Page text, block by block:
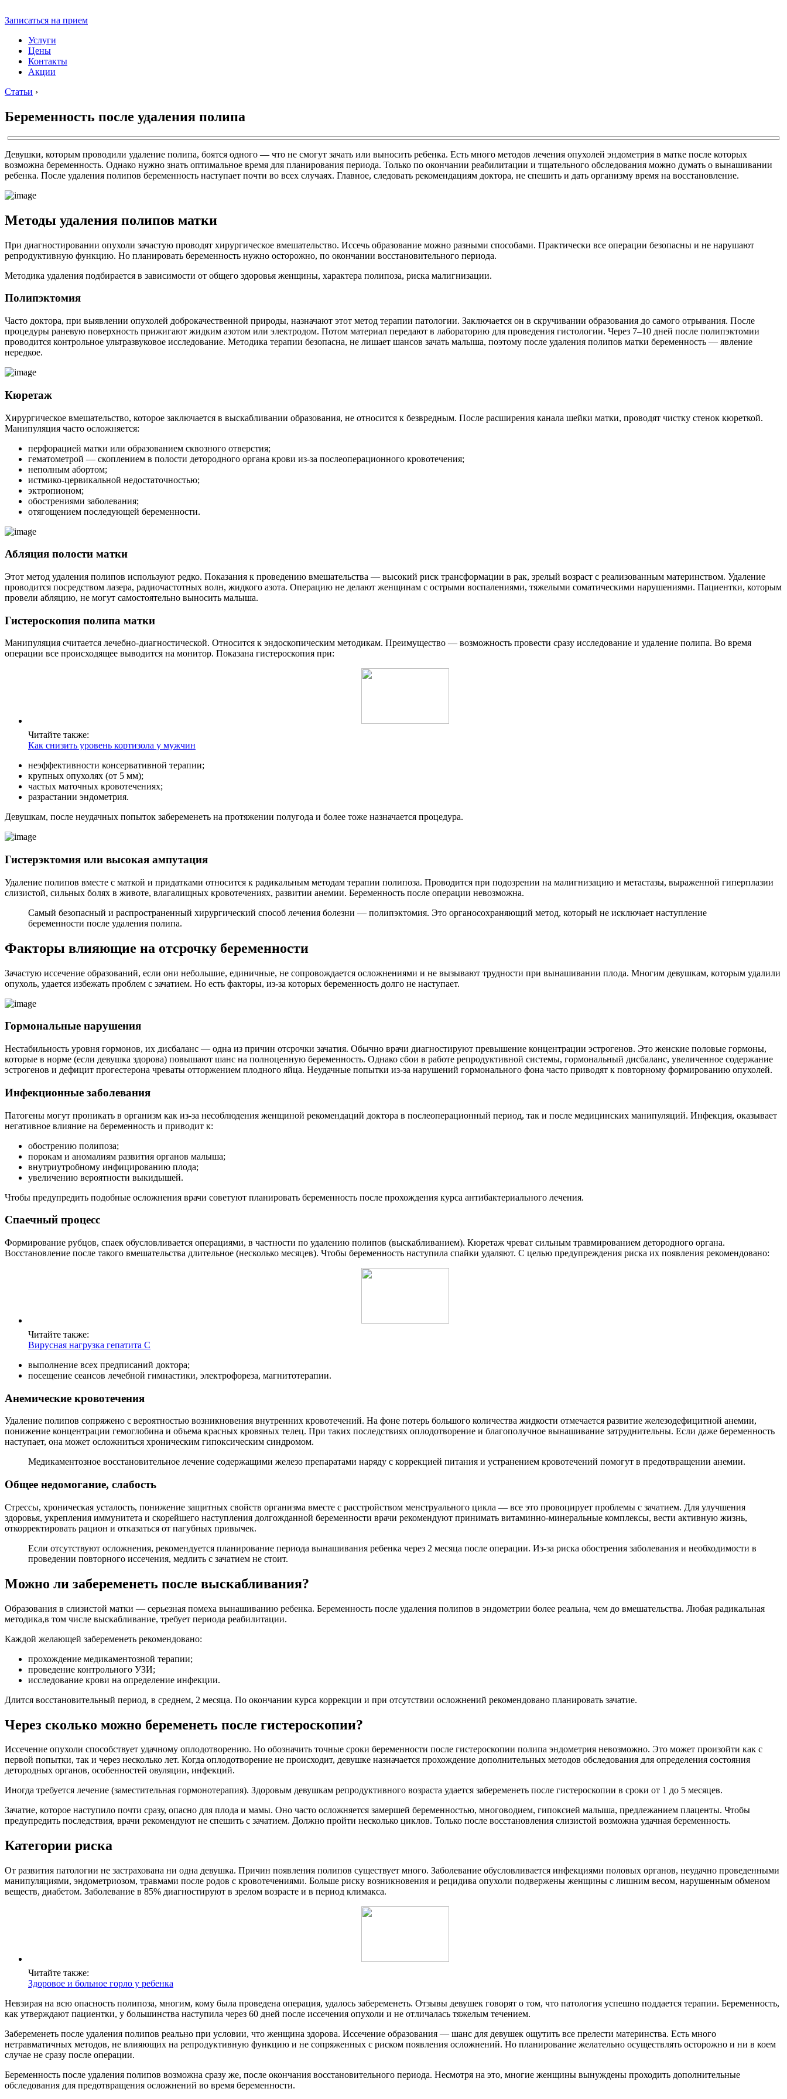
Записаться на прием
Услуги
Цены
Контакты
Акции
Статьи ›
Беременность после удаления полипа
Девушки, которым проводили удаление полипа, боятся одного — что не смогут зачать или выносить ребенка. Есть много методов лечения опухолей эндометрия в матке после которых
возможна беременность. Однако нужно знать оптимальное время для планирования периода. Только по окончании реабилитации и тщательного обследования можно думать о вынашивании
ребенка. После удаления полипов беременность наступает почти во всех случаях. Главное, следовать рекомендациям доктора, не спешить и дать организму время на восстановление.
Методы удаления полипов матки
При диагностировании опухоли зачастую проводят хирургическое вмешательство. Иссечь образование можно разными способами. Практически все операции безопасны и не нарушают
репродуктивную функцию. Но планировать беременность нужно осторожно, по окончании восстановительного периода.
Методика удаления подбирается в зависимости от общего здоровья женщины, характера полипоза, риска малигнизации.
Полипэктомия
Часто доктора, при выявлении опухолей доброкачественной природы, назначают этот метод терапии патологии. Заключается он в скручивании образования до самого отрывания. После
процедуры раневую поверхность прижигают жидким азотом или электродом. Потом материал передают в лабораторию для проведения гистологии. Через 7–10 дней после полипэктомии
проводится контрольное ультразвуковое исследование. Методика терапии безопасна, не лишает шансов зачать малыша, поэтому после удаления полипов матки беременность — явление
нередкое.
Кюретаж
Хирургическое вмешательство, которое заключается в выскабливании образования, не относится к безвредным. После расширения канала шейки матки, проводят чистку стенок кюреткой.
Манипуляция часто осложняется:
перфорацией матки или образованием сквозного отверстия;
гематометрой — скоплением в полости детородного органа крови из-за послеоперационного кровотечения;
неполным абортом;
истмико-цервикальной недостаточностью;
эктропионом;
обострениями заболевания;
отягощением последующей беременности.
Абляция полости матки
Этот метод удаления полипов используют редко. Показания к проведению вмешательства — высокий риск трансформации в рак, зрелый возраст с реализованным материнством. Удаление
проводится посредством лазера, радиочастотных волн, жидкого азота. Операцию не делают женщинам с острыми воспалениями, тяжелыми соматическими нарушениями. Пациентки, которым
провели абляцию, не могут самостоятельно выносить малыша.
Гистероскопия полипа матки
Манипуляция считается лечебно-диагностической. Относится к эндоскопическим методикам. Преимущество — возможность провести сразу исследование и удаление полипа. Во время
операции все происходящее выводится на монитор. Показана гистероскопия при:
Читайте также:
Как снизить уровень кортизола у мужчин
неэффективности консервативной терапии;
крупных опухолях (от 5 мм);
частых маточных кровотечениях;
разрастании эндометрия.
Девушкам, после неудачных попыток забеременеть на протяжении полугода и более тоже назначается процедура.
Гистерэктомия или высокая ампутация
Удаление полипов вместе с маткой и придатками относится к радикальным методам терапии полипоза. Проводится при подозрении на малигнизацию и метастазы, выраженной гиперплазии
слизистой, сильных болях в животе, влагалищных кровотечениях, развитии анемии. Беременность после операции невозможна.
Самый безопасный и распространенный хирургический способ лечения болезни — полипэктомия. Это органосохраняющий метод, который не исключает наступление
беременности после удаления полипа.
Факторы влияющие на отсрочку беременности
Зачастую иссечение образований, если они небольшие, единичные, не сопровождается осложнениями и не вызывают трудности при вынашивании плода. Многим девушкам, которым удалили
опухоль, удается избежать проблем с зачатием. Но есть факторы, из-за которых беременность долго не наступает.
Гормональные нарушения
Нестабильность уровня гормонов, их дисбаланс — одна из причин отсрочки зачатия. Обычно врачи диагностируют превышение концентрации эстрогенов. Это женские половые гормоны,
которые в норме (если девушка здорова) повышают шанс на полноценную беременность. Однако сбои в работе репродуктивной системы, гормональный дисбаланс, увеличенное содержание
эстрогенов и дефицит прогестерона чреваты отторжением плодного яйца. Неудачные попытки из-за нарушений гормонального фона часто приводят к повторному формированию опухолей.
Инфекционные заболевания
Патогены могут проникать в организм как из-за несоблюдения женщиной рекомендаций доктора в послеоперационный период, так и после медицинских манипуляций. Инфекция, оказывает
негативное влияние на беременность и приводит к:
обострению полипоза;
порокам и аномалиям развития органов малыша;
внутриутробному инфицированию плода;
увеличению вероятности выкидышей.
Чтобы предупредить подобные осложнения врачи советуют планировать беременность после прохождения курса антибактериального лечения.
Спаечный процесс
Формирование рубцов, спаек обусловливается операциями, в частности по удалению полипов (выскабливанием). Кюретаж чреват сильным травмированием детородного органа.
Восстановление после такого вмешательства длительное (несколько месяцев). Чтобы беременность наступила спайки удаляют. С целью предупреждения риска их появления рекомендовано:
Читайте также:
Вирусная нагрузка гепатита С
выполнение всех предписаний доктора;
посещение сеансов лечебной гимнастики, электрофореза, магнитотерапии.
Анемические кровотечения
Удаление полипов сопряжено с вероятностью возникновения внутренних кровотечений. На фоне потерь большого количества жидкости отмечается развитие железодефицитной анемии,
понижение концентрации гемоглобина и объема красных кровяных телец. При таких последствиях оплодотворение и благополучное вынашивание затруднительны. Если даже беременность
наступает, она может осложниться хроническим гипоксическим синдромом.
Медикаментозное восстановительное лечение содержащими железо препаратами наряду с коррекцией питания и устранением кровотечений помогут в предотвращении анемии.
Общее недомогание, слабость
Стрессы, хроническая усталость, понижение защитных свойств организма вместе с расстройством менструального цикла — все это провоцирует проблемы с зачатием. Для улучшения
здоровья, укрепления иммунитета и скорейшего наступления долгожданной беременности врачи рекомендуют принимать витаминно-минеральные комплексы, вести активную жизнь,
откорректировать рацион и отказаться от пагубных привычек.
Если отсутствуют осложнения, рекомендуется планирование периода вынашивания ребенка через 2 месяца после операции. Из-за риска обострения заболевания и необходимости в
проведении повторного иссечения, медлить с зачатием не стоит.
Можно ли забеременеть после выскабливания?
Образования в слизистой матки — серьезная помеха вынашиванию ребенка. Беременность после удаления полипов в эндометрии более реальна, чем до вмешательства. Любая радикальная
методика,в том числе выскабливание, требует периода реабилитации.
Каждой желающей забеременеть рекомендовано:
прохождение медикаментозной терапии;
проведение контрольного УЗИ;
исследование крови на определение инфекции.
Длится восстановительный период, в среднем, 2 месяца. По окончании курса коррекции и при отсутствии осложнений рекомендовано планировать зачатие.
Через сколько можно беременеть после гистероскопии?
Иссечение опухоли способствует удачному оплодотворению. Но обозначить точные сроки беременности после гистероскопии полипа эндометрия невозможно. Это может произойти как с
первой попытки, так и через несколько лет. Когда оплодотворение не происходит, девушке назначается прохождение дополнительных методов обследования для определения состояния
детородных органов, особенностей овуляции, инфекций.
Иногда требуется лечение (заместительная гормонотерапия). Здоровым девушкам репродуктивного возраста удается забеременеть после гистероскопии в сроки от 1 до 5 месяцев.
Зачатие, которое наступило почти сразу, опасно для плода и мамы. Оно часто осложняется замершей беременностью, многоводием, гипоксией малыша, предлежанием плаценты. Чтобы
предупредить последствия, врачи рекомендуют не спешить с зачатием. Должно пройти несколько циклов. Только после восстановления слизистой возможна удачная беременность.
Категории риска
От развития патологии не застрахована ни одна девушка. Причин появления полипов существует много. Заболевание обусловливается инфекциями половых органов, неудачно проведенными
манипуляциями, эндометриозом, травмами после родов с кровотечениями. Больше риску возникновения и рецидива опухоли подвержены женщины с лишним весом, нарушенным обменом
веществ, диабетом. Заболевание в 85% диагностируют в зрелом возрасте и в период климакса.
Читайте также:
Здоровое и больное горло у ребенка
Невзирая на всю опасность полипоза, многим, кому была проведена операция, удалось забеременеть. Отзывы девушек говорят о том, что патология успешно поддается терапии. Беременность,
как утверждают пациентки, у большинства наступила через 60 дней после иссечения опухоли и не отличалась тяжелым течением.
Забеременеть после удаления полипов реально при условии, что женщина здорова. Иссечение образования — шанс для девушек ощутить все прелести материнства. Есть много
нетравматичных методов, не влияющих на репродуктивную функцию и не сопряженных с риском появления осложнений. Но планирование желательно осуществлять осторожно и ни в коем
случае не сразу после операции.
Беременность после удаления полипов возможна сразу же, после окончания восстановительного периода. Несмотря на это, многие женщины вынуждены проходить дополнительные
обследования для предотвращения осложнений во время беременности.